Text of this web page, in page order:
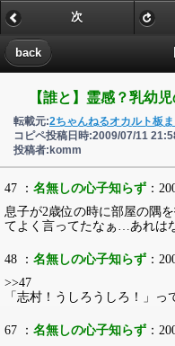
back
次
【誰と】霊感？乳幼
転載元:2ちゃんねるオカルト板
コピペ投稿日時:2009/07/11
投稿者:komm
47 ： 名無しの心子知らず ：
息子が2歳位の時に部屋の隅
てよく言ってたなぁ…あれは
48 ： 名無しの心子知らず ：
>>47
「志村！うしろうしろ！」
67 ： 名無しの心子知らず ：